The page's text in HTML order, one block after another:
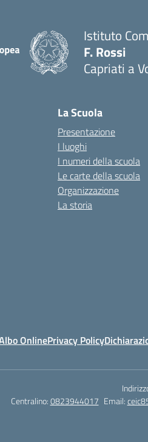
Istituto
F. Rossi
Capriati a
La Scuola
Presentazione
I luoghi
I numeri della scuola
Le carte della scuola
Organizzazione
La storia
OnlinePrivacy Policy
Centralino:0823944017 Email: